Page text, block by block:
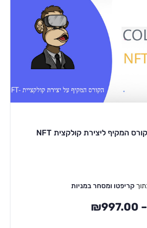
קריפטו ומסחר במניות
–
₪997.00